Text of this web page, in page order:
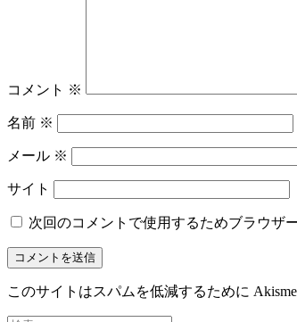
コメント ※
名前 ※
メール ※
サイト
次回のコメントで使用するためブラウザ
このサイトはスパムを低減するために